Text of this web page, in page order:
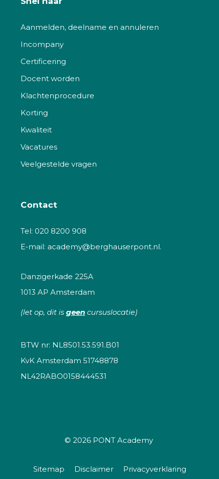
Aanmelden, deelname en annuleren
Incompany
Certificering
Docent worden
Klachtenprocedure
Korting
Kwaliteit
Vacatures
Veelgestelde vragen
Contact
Tel: 020 8200 908
E-mail: academy@berghauserpont.nl.
Danzigerkade 225A
1013 AP Amsterdam
(let op, dit is geen cursuslocatie)
BTW nr: NL8501.53.591.B01
KvK Amsterdam 51748878
NL42RABO0158444531
© 2026 PONT Academy
Sitemap Disclaimer Privacyverklaring